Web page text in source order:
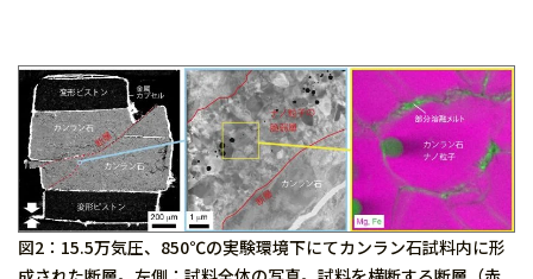
図2：15.5万気圧、850℃の実験環境下にてカンラン石試料内に形